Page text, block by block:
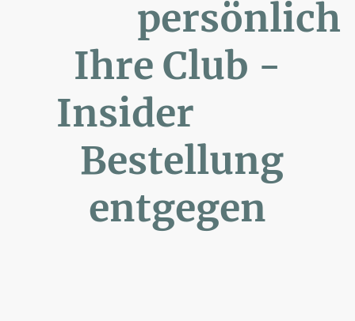
persönlich
Ihre Club -
Insider
Bestellung
entgegen